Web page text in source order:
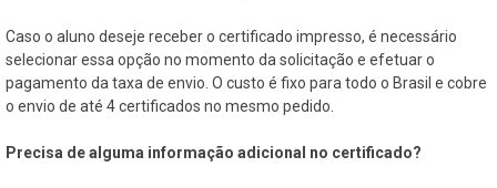
Caso o aluno deseje receber o certificado impresso, é necessário
selecionar essa opção no momento da solicitação e efetuar o
pagamento da taxa de envio. O custo é fixo para todo o Brasil e cobre
o envio de até 4 certificados no mesmo pedido.
Precisa de alguma informação adicional no certificado?